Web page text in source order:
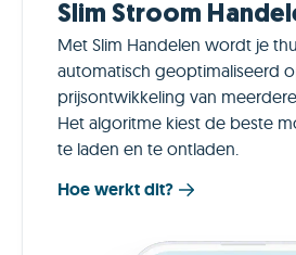
Slim Stroom
Met Slim Handelen wordt je
automatisch geoptimaliseerd
prijsontwikkeling van
Het algoritme kiest de beste
te laden en te ontladen.
Hoe werkt dit?